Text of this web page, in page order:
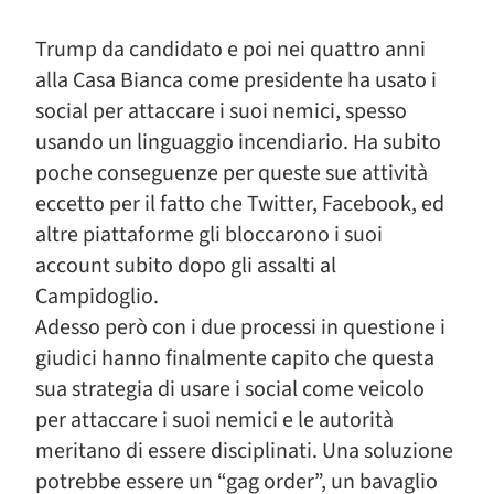
Trump da candidato e poi nei quattro anni
alla Casa Bianca come presidente ha usato i
social per attaccare i suoi nemici, spesso
usando un linguaggio incendiario. Ha subito
poche conseguenze per queste sue attività
eccetto per il fatto che Twitter, Facebook, ed
altre piattaforme gli bloccarono i suoi
account subito dopo gli assalti al
Campidoglio.
Adesso però con i due processi in questione i
giudici hanno finalmente capito che questa
sua strategia di usare i social come veicolo
per attaccare i suoi nemici e le autorità
meritano di essere disciplinati. Una soluzione
potrebbe essere un “gag order”, un bavaglio